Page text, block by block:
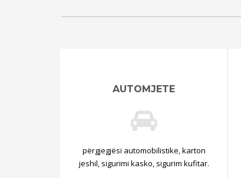
AUTOMJETE
përgjegjësi automobilistike, karton
jeshil, sigurimi kasko, sigurim kufitar.